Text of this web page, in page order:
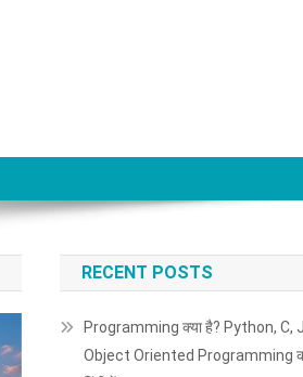
RECENT POSTS
Programming क्या है? Python, C,
Object Oriented Programming की